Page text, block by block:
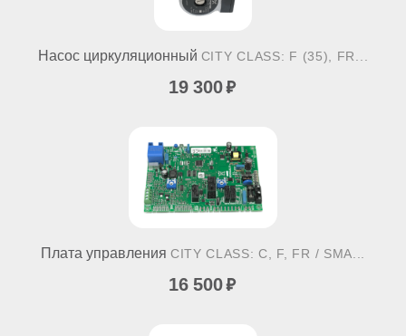
Насос циркуляционный CITY CLASS: F (35), FR...
19 300
Плата управления CITY CLASS: C, F, FR / SMA...
16 500